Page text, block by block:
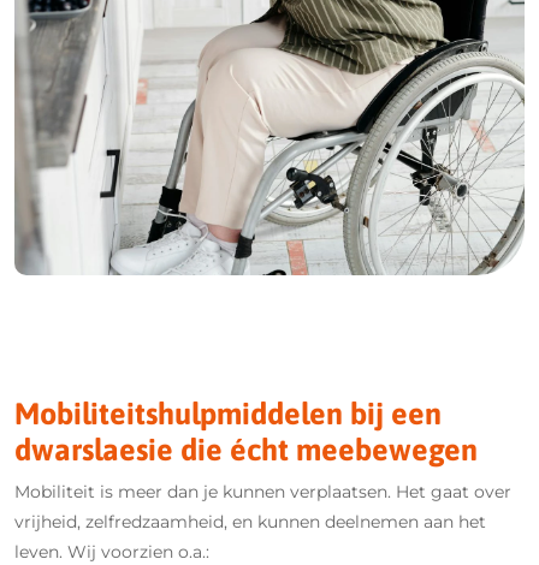
Mobiliteitshulpmiddelen bij een
dwarslaesie die écht meebewegen
Mobiliteit is meer dan je kunnen verplaatsen. Het gaat over
vrijheid, zelfredzaamheid, en kunnen deelnemen aan het
leven. Wij voorzien o.a.: